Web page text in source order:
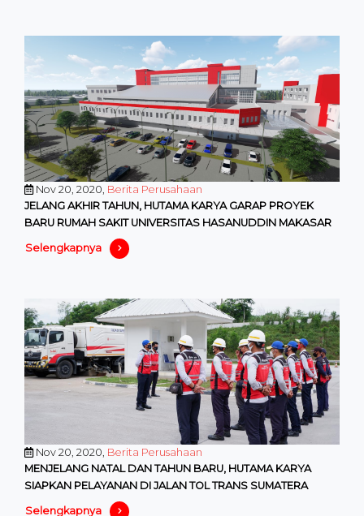
Nov 20, 2020, Berita Perusahaan
JELANG AKHIR TAHUN, HUTAMA KARYA GARAP PROYEK
BARU RUMAH SAKIT UNIVERSITAS HASANUDDIN MAKASAR
Selengkapnya
Nov 20, 2020, Berita Perusahaan
MENJELANG NATAL DAN TAHUN BARU, HUTAMA KARYA
SIAPKAN PELAYANAN DI JALAN TOL TRANS SUMATERA
Selengkapnya